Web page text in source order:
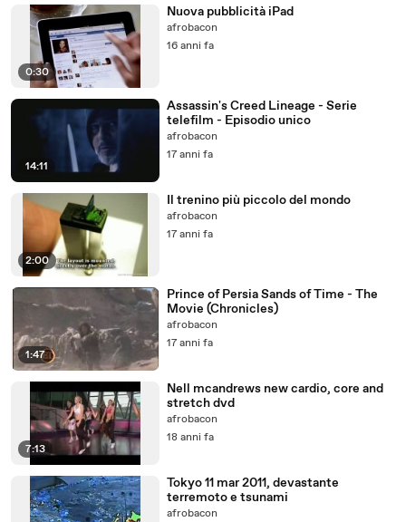
0:30
Nuova pubblicità iPad
afrobacon
16 anni fa
14:11
Assassin's Creed Lineage - Serie
telefilm - Episodio unico
afrobacon
17 anni fa
2:00
Il trenino più piccolo del mondo
afrobacon
17 anni fa
1:47
Prince of Persia Sands of Time - The
Movie (Chronicles)
afrobacon
17 anni fa
7:13
Nell mcandrews new cardio, core and
stretch dvd
afrobacon
18 anni fa
Tokyo 11 mar 2011, devastante
terremoto e tsunami
afrobacon